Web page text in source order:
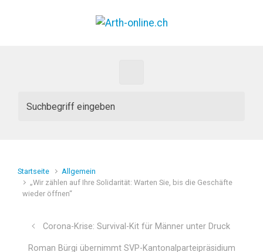
Startseite
Allgemein
„Wir zählen auf Ihre Solidarität: Warten Sie, bis die Geschäfte
wieder öffnen“
Corona-Krise: Survival-Kit für Männer unter Druck
Roman Bürgi übernimmt SVP-Kantonalparteipräsidium